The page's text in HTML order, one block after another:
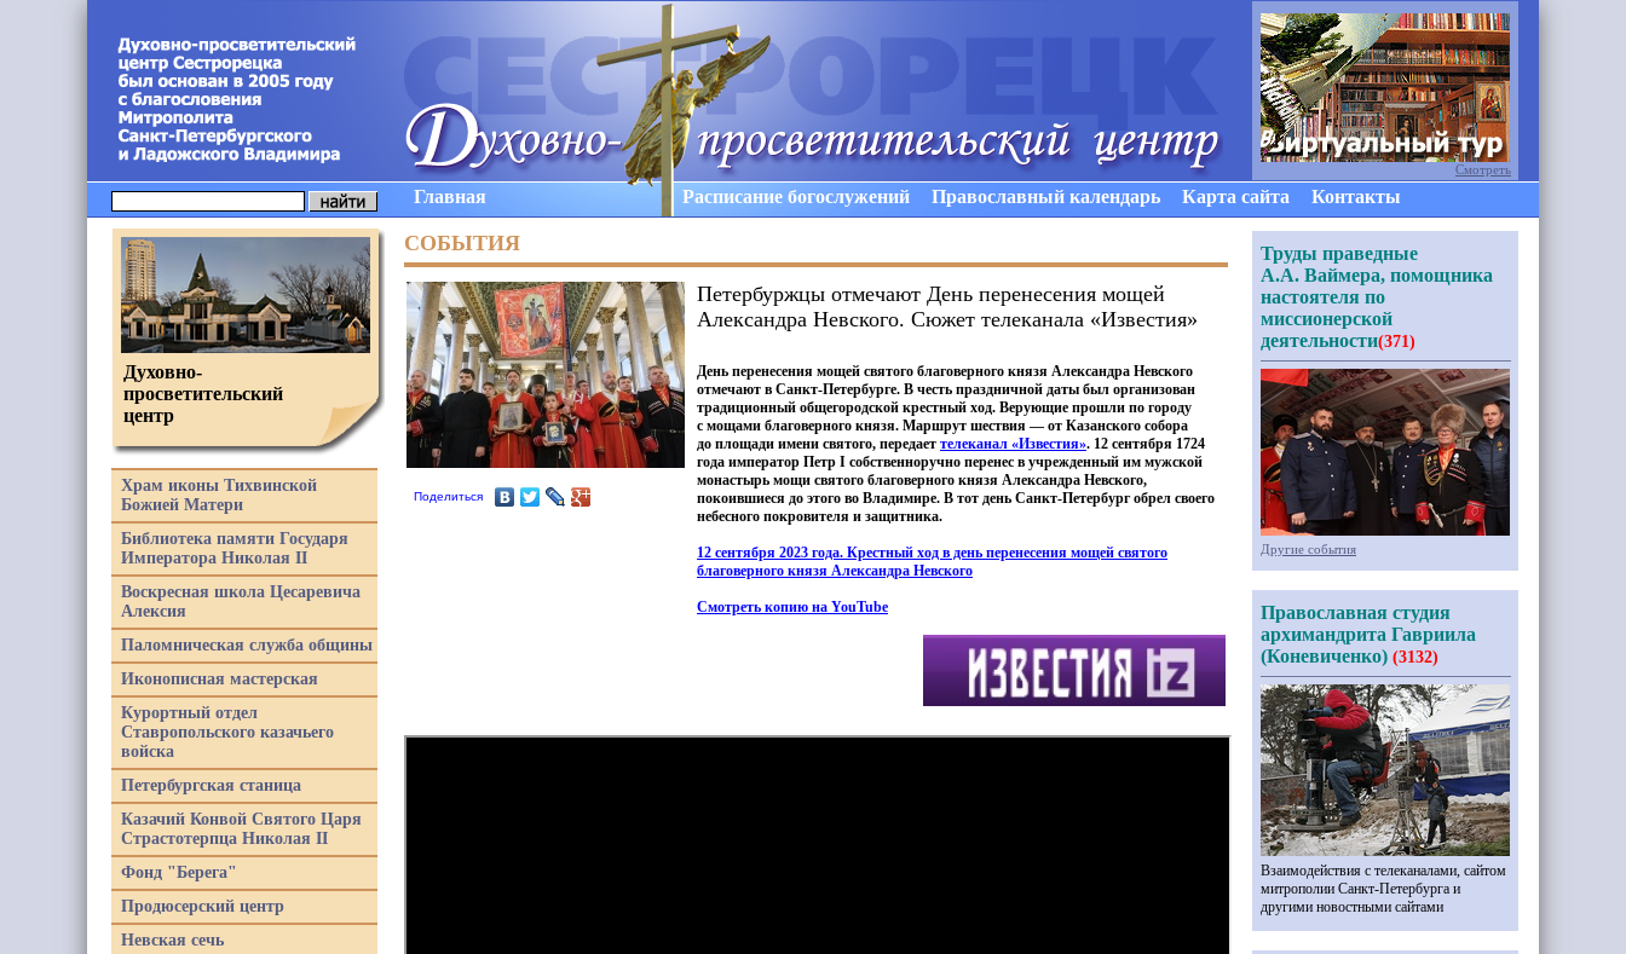
Главная Расписание богослужений Православный календарь Карта сайта Контакты
СОБЫТИЯ
Поделиться
Петербуржцы отмечают День перенесения мощей
Александра Невского. Сюжет телеканала «Известия»
День перенесения мощей святого благоверного князя Александра Невского
отмечают в Санкт-Петербурге. В честь праздничной даты был организован
традиционный общегородской крестный ход. Верующие прошли по городу
с мощами благоверного князя. Маршрут шествия — от Казанского собора
до площади имени святого, передает телеканал «Известия». 12 сентября 1724
года император Петр I собственноручно перенес в учрежденный им мужской
монастырь мощи святого благоверного князя Александра Невского,
покоившиеся до этого во Владимире. В тот день Санкт-Петербург обрел своего
небесного покровителя и защитника.
12 сентября 2023 года. Крестный ход в день перенесения мощей святого
благоверного князя Александра Невского
Смотреть копию на YouTube
Духовно-
просветительский
центр
Храм иконы Тихвинской
Божией Матери
Библиотека памяти Государя
Императора Николая II
Воскресная школа Цесаревича
Алексия
Паломническая служба общины
Иконописная мастерская
Курортный отдел
Ставропольского казачьего
войска
Петербургская станица
Казачий Конвой Святого Царя
Страстотерпца Николая II
Фонд "Берега"
Продюсерский центр
Невская сечь
Смотреть
Труды праведные
А.А. Ваймера, помощника
настоятеля по
миссионерской
деятельности(371)
Другие события
Православная студия
архимандрита Гавриила
(Коневиченко) (3132)
Взаимодействия с телеканалами, сайтом
митрополии Санкт-Петербурга и
другими новостными сайтами